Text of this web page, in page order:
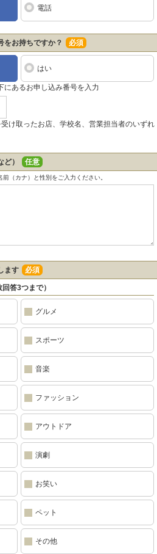
電話
をお持ちですか？ 必須
はい
にあるお申し込み番号を入力
け取ったお店、学校名、営業担当者のいずれ
） 任意
（カナ）と性別をご入力ください。
ます 必須
答3つまで）
グルメ
スポーツ
音楽
ファッション
アウトドア
演劇
お笑い
ペット
その他